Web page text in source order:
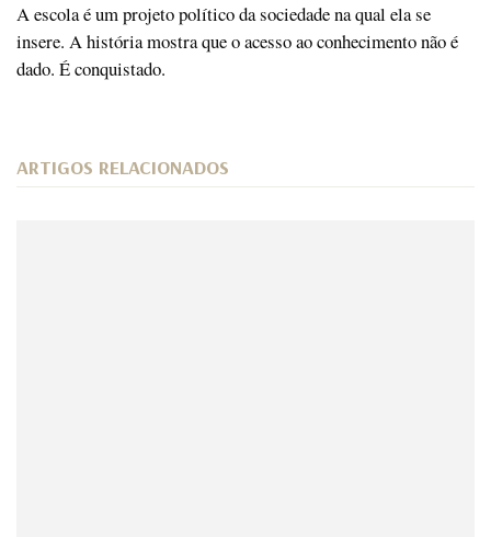
A escola é um projeto político da sociedade na qual ela se
insere. A história mostra que o acesso ao conhecimento não é
dado. É conquistado.
ARTIGOS RELACIONADOS